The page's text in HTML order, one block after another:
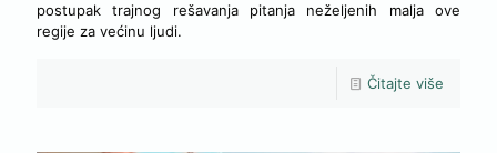
postupak trajnog rešavanja pitanja neželjenih malja ove
regije za većinu ljudi.
Čitajte više